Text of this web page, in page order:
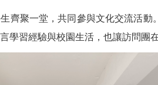
齊聚一堂，共同參與文化交流活動
學習經驗與校園生活，也讓訪問團